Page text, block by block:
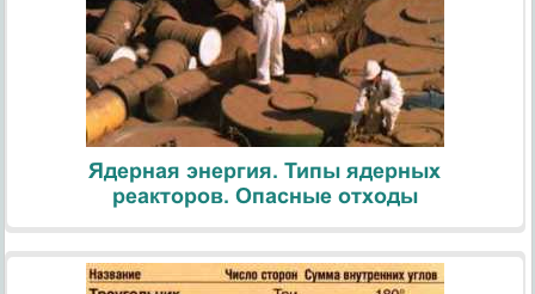
Ядерная энергия. Типы ядерных
реакторов. Опасные отходы